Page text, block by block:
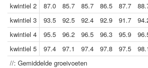
kwintiel 2
87.0 85.7 85.7 86.5 87.7
kwintiel 3
93.5 92.5 92.4 92.9 91.7
kwintiel 4
95.5 96.2 96.5 96.3 95.9
kwintiel 5
97.4 97.1 97.4 97.8 97.5
//: Gemiddelde groeivoeten